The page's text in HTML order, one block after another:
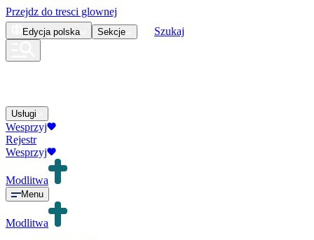
Przejdz do tresci glownej
Edycja polska Sekcje Szukaj
Usługi
Wesprzyj
Rejestr
Wesprzyj
Modlitwa
Menu
Modlitwa